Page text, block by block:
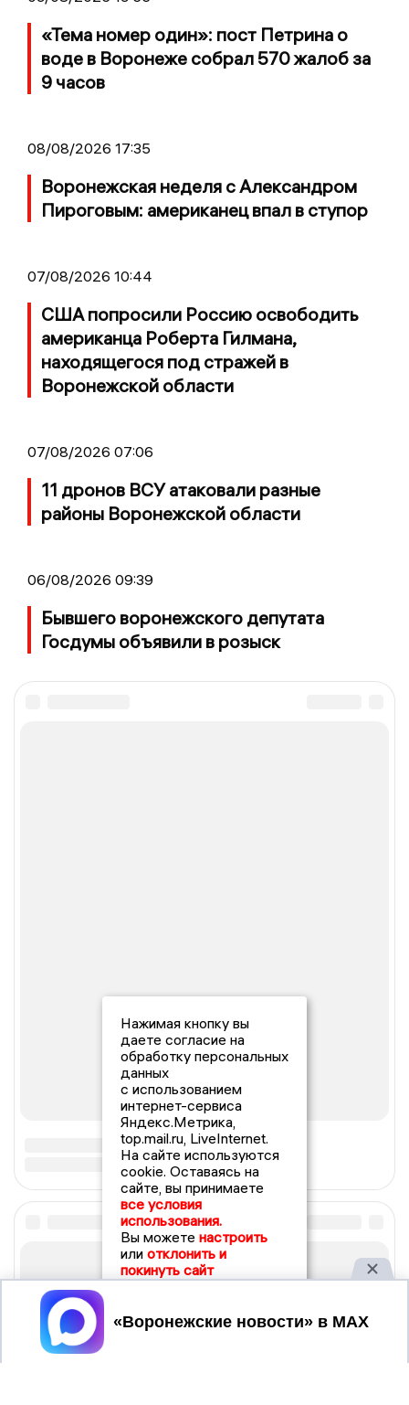
«Тема номер один»: пост Петрина о
воде в Воронеже собрал 570 жалоб за
9 часов
08/08/2026 17:35
Воронежская неделя с Александром
Пироговым: американец впал в ступор
07/08/2026 10:44
США попросили Россию освободить
американца Роберта Гилмана,
находящегося под стражей в
Воронежской области
07/08/2026 07:06
11 дронов ВСУ атаковали разные
районы Воронежской области
06/08/2026 09:39
Бывшего воронежского депутата
Госдумы объявили в розыск
Нажимая кнопку вы
даете согласие на
обработку персональных
данных
с использованием
интернет-сервиса
Яндекс.Метрика,
top.mail.ru, LiveInternet.
На сайте используются
cookie. Оставаясь на
сайте, вы принимаете
все условия
использования.
Вы можете настроить
или отклонить и
покинуть сайт
Принять